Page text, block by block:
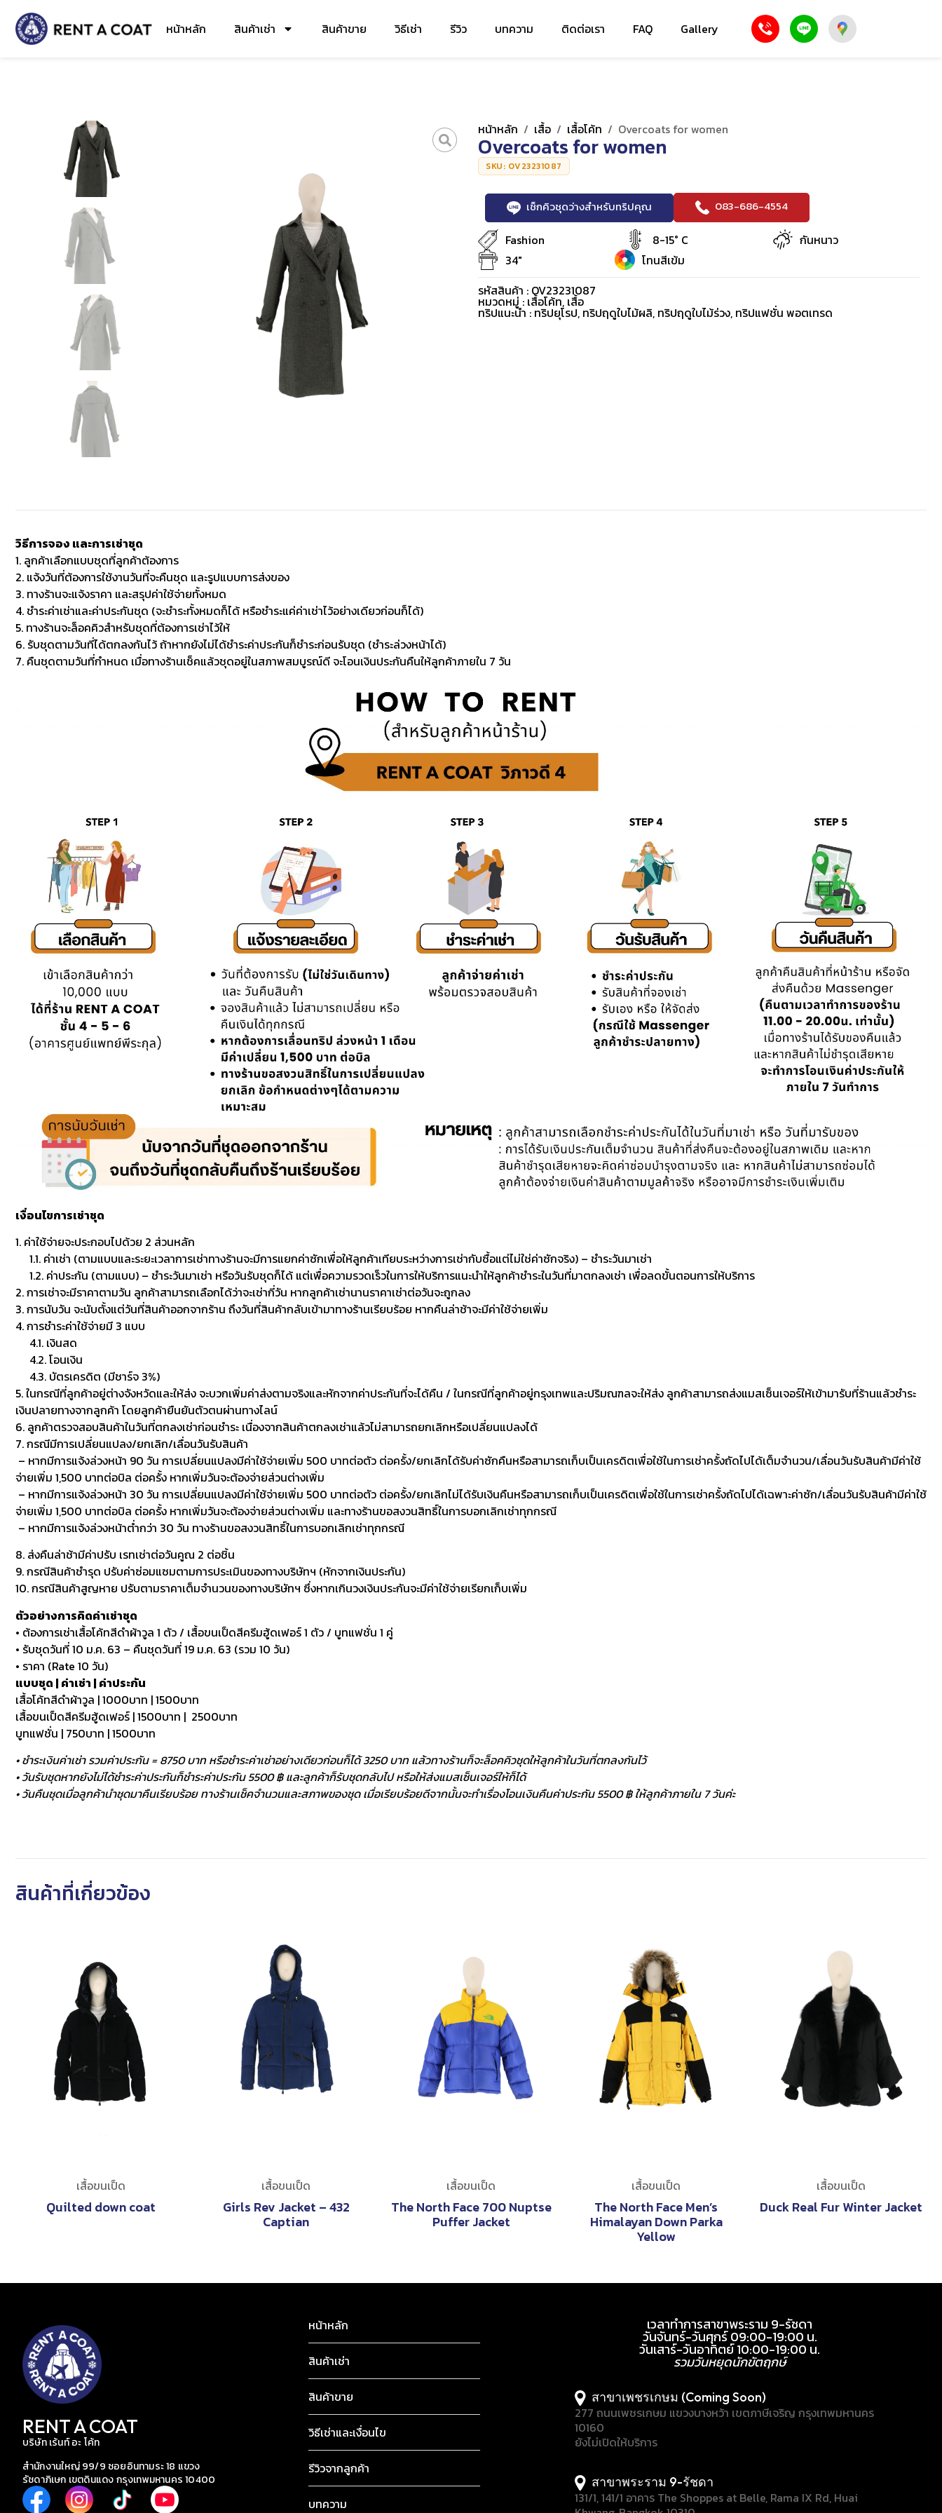
หน้าหลัก สินค้าเช่า สินค้าขาย วิธีเช่า รีวิว บทความ ติดต่อเรา FAQ Gallery
หน้าหลัก / เสื้อ / เสื้อโค้ท / Overcoats for women
Overcoats for women
SKU: OV23231087
เช็กคิวชุดว่างสำหรับทริปคุณ 083-686-4554
Fashion 8-15° C
กันหนาว
34"
โทนสีเข้ม
รหัสสินค้า : OV23231087
หมวดหมู่ : เสื้อโค้ท, เสื้อ
ทริปแนะนำ : ทริปยุโรป, ทริปฤดูใบไม้ผลิ, ทริปฤดูใบไม้ร่วง, ทริปแฟชั่น พอตเทรด
วิธีการจอง และการเช่าชุด
1. ลูกค้าเลือกแบบชุดที่ลูกค้าต้องการ
2. แจ้งวันที่ต้องการใช้งานวันที่จะคืนชุด และรูปแบบการส่งของ
3. ทางร้านจะแจ้งราคา และสรุปค่าใช้จ่ายทั้งหมด
4. ชำระค่าเช่าและค่าประกันชุด (จะชำระทั้งหมดก็ได้ หรือชำระแค่ค่าเช่าไว้อย่างเดียวก่อนก็ได้)
5. ทางร้านจะล็อคคิวสำหรับชุดที่ต้องการเช่าไว้ให้
6. รับชุดตามวันที่ได้ตกลงกันไว้ ถ้าหากยังไม่ได้ชำระค่าประกันก็ชำระก่อนรับชุด (ชำระล่วงหน้าได้)
7. คืนชุดตามวันที่กำหนด เมื่อทางร้านเช็คแล้วชุดอยู่ในสภาพสมบูรณ์ดี จะโอนเงินประกันคืนให้ลูกค้าภายใน 7 วัน
เงื่อนไขการเช่าชุด
1. ค่าใช้จ่ายจะประกอบไปด้วย 2 ส่วนหลัก
1.1. ค่าเช่า (ตามแบบและระยะเวลาการเช่าทางร้านจะมีการแยกค่าซักเพื่อให้ลูกค้าเทียบระหว่างการเช่ากับซื้อแต่ไม่ใช่ค่าซักจริง) – ชำระวันมาเช่า
1.2. ค่าประกัน (ตามแบบ) – ชำระวันมาเช่า หรือวันรับชุดก็ได้ แต่เพื่อความรวดเร็วในการให้บริการแนะนำให้ลูกค้าชำระในวันที่มาตกลงเช่า เพื่อลดขั้นตอนการให้บริการ
2. การเช่าจะมีราคาตามวัน ลูกค้าสามารถเลือกได้ว่าจะเช่ากี่วัน หากลูกค้าเช่านานราคาเช่าต่อวันจะถูกลง
3. การนับวัน จะนับตั้งแต่วันที่สินค้าออกจากร้าน ถึงวันที่สินค้ากลับเข้ามาทางร้านเรียบร้อย หากคืนล่าช้าจะมีค่าใช้จ่ายเพิ่ม
4. การชำระค่าใช้จ่ายมี 3 แบบ
4.1. เงินสด
4.2. โอนเงิน
4.3. บัตรเครดิต (มีชาร์จ 3%)
5. ในกรณีที่ลูกค้าอยู่ต่างจังหวัดและให้ส่ง จะบวกเพิ่มค่าส่งตามจริงและหักจากค่าประกันที่จะได้คืน / ในกรณีที่ลูกค้าอยู่กรุงเทพและปริมณฑลจะให้ส่ง ลูกค้าสามารถส่งแมสเซ็นเจอร์ให้เข้ามารับที่ร้านแล้วชำระ
เงินปลายทางจากลูกค้า โดยลูกค้ายืนยันตัวตนผ่านทางไลน์
6. ลูกค้าตรวจสอบสินค้าในวันที่ตกลงเช่าก่อนชำระ เนื่องจากสินค้าตกลงเช่าแล้วไม่สามารถยกเลิกหรือเปลี่ยนแปลงได้
7. กรณีมีการเปลี่ยนแปลง/ยกเลิก/เลื่อนวันรับสินค้า
– หากมีการแจ้งล่วงหน้า 90 วัน การเปลี่ยนแปลงมีค่าใช้จ่ายเพิ่ม 500 บาทต่อตัว ต่อครั้ง/ยกเลิกได้รับค่าซักคืนหรือสามารถเก็บเป็นเครดิตเพื่อใช้ในการเช่าครั้งถัดไปได้เต็มจำนวน/เลื่อนวันรับสินค้ามีค่าใช้
จ่ายเพิ่ม 1,500 บาทต่อบิล ต่อครั้ง หากเพิ่มวันจะต้องจ่ายส่วนต่างเพิ่ม
– หากมีการแจ้งล่วงหน้า 30 วัน การเปลี่ยนแปลงมีค่าใช้จ่ายเพิ่ม 500 บาทต่อตัว ต่อครั้ง/ยกเลิกไม่ได้รับเงินคืนหรือสามารถเก็บเป็นเครดิตเพื่อใช้ในการเช่าครั้งถัดไปได้เฉพาะค่าซัก/เลื่อนวันรับสินค้ามีค่าใช้
จ่ายเพิ่ม 1,500 บาทต่อบิล ต่อครั้ง หากเพิ่มวันจะต้องจ่ายส่วนต่างเพิ่ม และทางร้านขอสงวนสิทธิ์ในการบอกเลิกเช่าทุกกรณี
– หากมีการแจ้งล่วงหน้าต่ำกว่า 30 วัน ทางร้านขอสงวนสิทธิ์ในการบอกเลิกเช่าทุกกรณี
8. ส่งคืนล่าช้ามีค่าปรับ เรทเช่าต่อวันคูณ 2 ต่อชิ้น
9. กรณีสินค้าชำรุด ปรับค่าซ่อมแซมตามการประเมินของทางบริษัทฯ (หักจากเงินประกัน)
10. กรณีสินค้าสูญหาย ปรับตามราคาเต็มจำนวนของทางบริษัทฯ ซึ่งหากเกินวงเงินประกันจะมีค่าใช้จ่ายเรียกเก็บเพิ่ม
ตัวอย่างการคิดค่าเช่าชุด
• ต้องการเช่าเสื้อโค้ทสีดำผ้าวูล 1 ตัว / เสื้อขนเป็ดสีครีมฮู้ดเฟอร์ 1 ตัว / บูทแฟชั่น 1 คู่
• รับชุดวันที่ 10 ม.ค. 63 – คืนชุดวันที่ 19 ม.ค. 63 (รวม 10 วัน)
• ราคา (Rate 10 วัน)
แบบชุด | ค่าเช่า | ค่าประกัน
เสื้อโค้ทสีดำผ้าวูล | 1000บาท | 1500บาท
เสื้อขนเป็ดสีครีมฮู้ดเฟอร์ | 1500บาท | 2500บาท
บูทแฟชั่น | 750บาท | 1500บาท
• ชำระเงินค่าเช่า รวมค่าประกัน = 8750 บาท หรือชำระค่าเช่าอย่างเดียวก่อนก็ได้ 3250 บาท แล้วทางร้านก็จะล็อคคิวชุดให้ลูกค้าในวันที่ตกลงกันไว้
• วันรับชุดหากยังไม่ได้ชำระค่าประกันก็ชำระค่าประกัน 5500 ฿ และลูกค้าก็รับชุดกลับไป หรือให้ส่งแมสเซ็นเจอร์ให้ก็ได้
• วันคืนชุดเมื่อลูกค้านำชุดมาคืนเรียบร้อย ทางร้านเช็คจำนวนและสภาพของชุด เมื่อเรียบร้อยดีจากนั้นจะทำเรื่องโอนเงินคืนค่าประกัน 5500 ฿ ให้ลูกค้าภายใน 7 วันค่ะ
สินค้าที่เกี่ยวข้อง
เสื้อขนเป็ด
Quilted down coat
เสื้อขนเป็ด
Girls Rev Jacket – 432
Captian
เสื้อขนเป็ด
The North Face 700 Nuptse
Puffer Jacket
เสื้อขนเป็ด
The North Face Men’s
Himalayan Down Parka
Yellow
เสื้อขนเป็ด
Duck Real Fur Winter Jacket
RENT A COAT
บริษัท เร้นท์ อะ โค้ท
สำนักงานใหญ่ 99/9 ซอยอินทามระ 18 แขวง
รัชดาภิเษก เขตดินแดง กรุงเทพมหานคร 10400
หน้าหลัก
สินค้าเช่า
สินค้าขาย
วิธีเช่าและเงื่อนไข
รีวิวจากลูกค้า
บทความ
เวลาทำการสาขาพระราม 9-รัชดา
วันจันทร์-วันศุกร์ 09:00-19:00 น.
วันเสาร์-วันอาทิตย์ 10:00-19:00 น.
รวมวันหยุดนักขัตฤกษ์
สาขาเพชรเกษม (Coming Soon)
277 ถนนเพชรเกษม แขวงบางหว้า เขตภาษีเจริญ กรุงเทพมหานคร
10160
ยังไม่เปิดให้บริการ
สาขาพระราม 9-รัชดา
131/1, 141/1 อาคาร The Shoppes at Belle, Rama IX Rd, Huai